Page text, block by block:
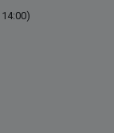
14:00)